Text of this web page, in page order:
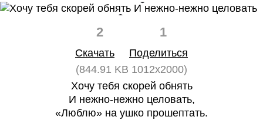
2 1
Скачать
Поделиться
(844.91 KB 1012x2000)
Хочу тебя скорей обнять
И нежно-нежно целовать,
«Люблю» на ушко прошептать.